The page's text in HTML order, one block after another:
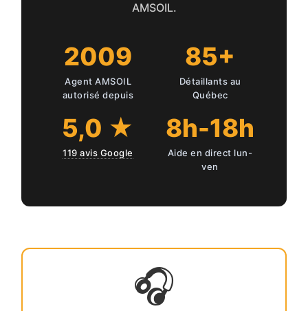
AMSOIL.
2009
Agent AMSOIL
autorisé depuis
85+
Détaillants au
Québec
5,0 ★
119 avis Google
8h-18h
Aide en direct lun-
ven
🎧